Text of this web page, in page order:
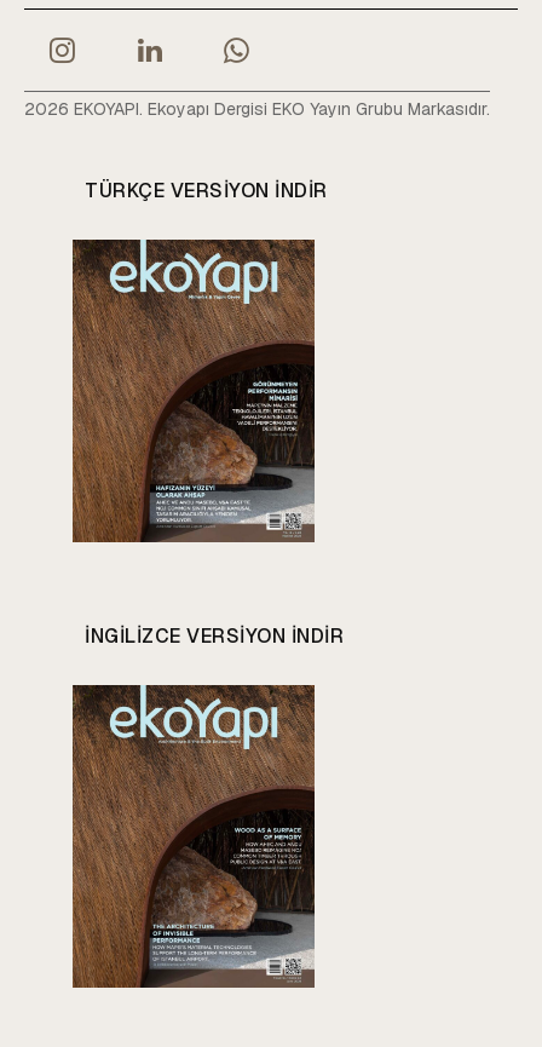
2026 EKOYAPI. Ekoyapı Dergisi EKO Yayın Grubu Markasıdır.
TÜRKÇE VERSIYON INDIR
INGILIZCE VERSIYON INDIR